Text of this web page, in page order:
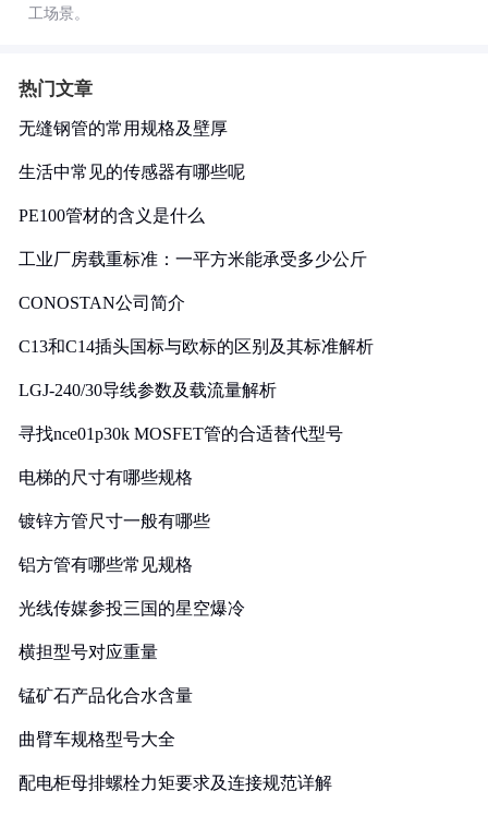
工场景。
热门文章
无缝钢管的常用规格及壁厚
生活中常见的传感器有哪些呢
PE100管材的含义是什么
工业厂房载重标准：一平方米能承受多少公斤
CONOSTAN公司简介
C13和C14插头国标与欧标的区别及其标准解析
LGJ-240/30导线参数及载流量解析
寻找nce01p30k MOSFET管的合适替代型号
电梯的尺寸有哪些规格
镀锌方管尺寸一般有哪些
铝方管有哪些常见规格
光线传媒参投三国的星空爆冷
横担型号对应重量
锰矿石产品化合水含量
曲臂车规格型号大全
配电柜母排螺栓力矩要求及连接规范详解